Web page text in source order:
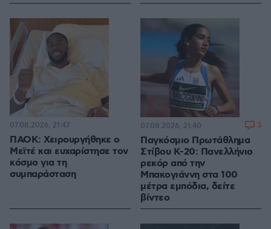
ΠΑΟΚ: Χειρουργήθηκε ο
Μεϊτέ και ευχαρίστησε τον
κόσμο για τη
συμπαράσταση
07.08.2026, 21:47
Παγκόσμιο Πρωτάθλημα
Στίβου Κ-20: Πανελλήνιο
ρεκόρ από την
Μπακογιάννη στα 100
μέτρα εμπόδια, δείτε
βίντεο
07.08.2026, 21:40 3